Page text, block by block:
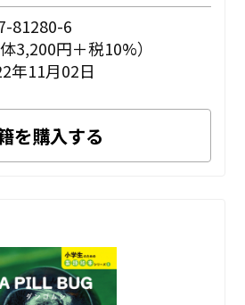
81280-6
3,200円＋税10%）
年11月02日
を購入する